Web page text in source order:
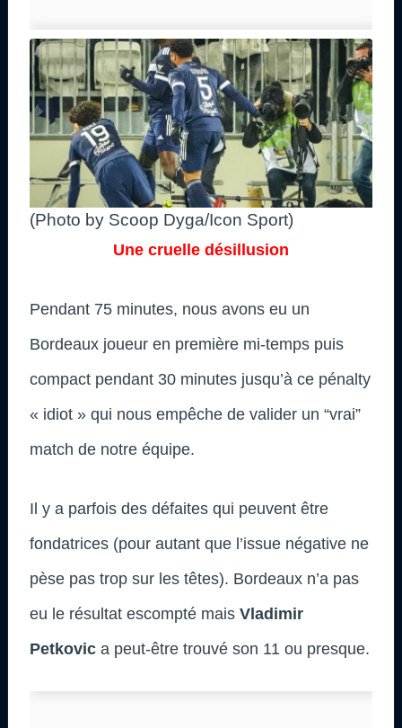
(Photo by Scoop Dyga/Icon Sport)
Une cruelle désillusion
Pendant 75 minutes, nous avons eu un
Bordeaux joueur en première mi-temps puis
compact pendant 30 minutes jusqu’à ce pénalty
« idiot » qui nous empêche de valider un “vrai”
match de notre équipe.
Il y a parfois des défaites qui peuvent être
fondatrices (pour autant que l’issue négative ne
pèse pas trop sur les têtes). Bordeaux n’a pas
eu le résultat escompté mais Vladimir
Petkovic a peut-être trouvé son 11 ou presque.